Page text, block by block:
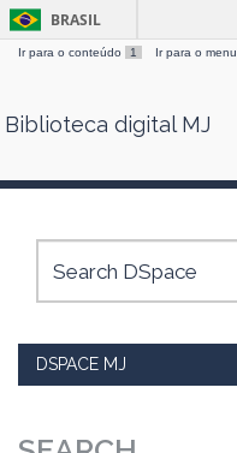
Skip
BRASIL
Ir para o conteúdo 1 Ir para o menu
Biblioteca digital MJ
DSPACE MJ